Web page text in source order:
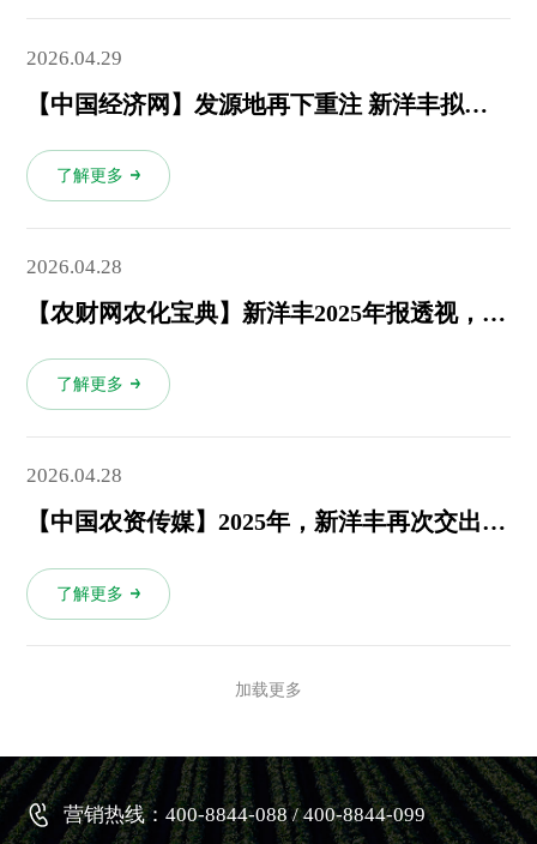
2026.04.29
【中国经济网】发源地再下重注 新洋丰拟投62亿元在湖北荆门打造磷系新材料一体化基地
了解更多
2026.04.28
【农财网农化宝典】新洋丰2025年报透视，“双主业”如何穿越周期实现满产满销？
了解更多
2026.04.28
【中国农资传媒】2025年，新洋丰再次交出一份稳健向好的年度答卷
了解更多
加载更多
营销热线：400-8844-088 / 400-8844-099